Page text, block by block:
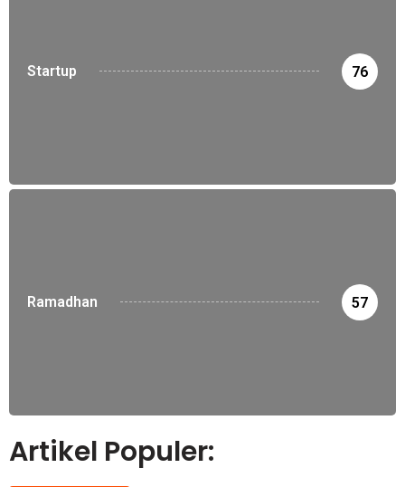
Startup 76
Ramadhan 57
Artikel Populer: